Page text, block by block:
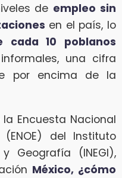
de empleo sin
en el país, lo
cada 10 poblanos
una cifra
por encima de la
Encuesta Nacional
del Instituto
Geografía (INEGI),
México, ¿cómo